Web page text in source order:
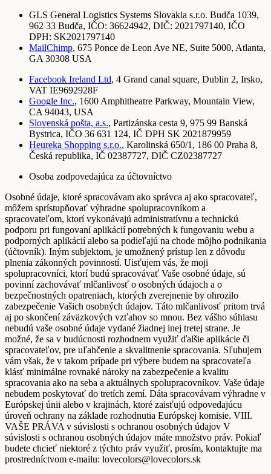
GLS General Logistics Systems Slovakia s.r.o. Budča 1039,
962 33 Budča, IČO: 36624942, DIČ: 2021797140, IČO
DPH: SK2021797140
MailChimp, 675 Ponce de Leon Ave NE, Suite 5000, Atlanta,
GA 30308 USA
Facebook Ireland Ltd, 4 Grand canal square, Dublin 2, Irsko,
VAT IE9692928F
Google Inc., 1600 Amphitheatre Parkway, Mountain View,
CA 94043, USA
Slovenská pošta, a.s., Partizánska cesta 9, 975 99 Banská
Bystrica, IČO 36 631 124, IČ DPH SK 2021879959
Heureka Shopping s.r.o., Karolinská 650/1, 186 00 Praha 8,
Česká republika, IČ 02387727, DIČ CZ02387727
Osoba zodpovedajúca za účtovníctvo
Osobné údaje, ktoré spracovávam ako správca aj ako spracovateľ,
môžem sprístupňovať výhradne spolupracovníkom a
spracovateľom, ktorí vykonávajú administratívnu a technickú
podporu pri fungovaní aplikácií potrebných k fungovaniu webu a
podporných aplikácií alebo sa podieľajú na chode môjho podnikania
(účtovník). Iným subjektom, je umožnený prístup len z dôvodu
plnenia zákonných povinností. Uisťujem vás, že moji
spolupracovníci, ktorí budú spracovávať Vaše osobné údaje, sú
povinní zachovávať mlčanlivosť o osobných údajoch a o
bezpečnostných opatreniach, ktorých zverejnenie by ohrozilo
zabezpečenie Vašich osobných údajov. Táto mlčanlivosť pritom trvá
aj po skončení záväzkových vzťahov so mnou. Bez vášho súhlasu
nebudú vaše osobné údaje vydané žiadnej inej tretej strane. Je
možné, že sa v budúcnosti rozhodnem využiť ďalšie aplikácie či
spracovateľov, pre uľahčenie a skvalitnenie spracovania. Sľubujem
vám však, že v takom prípade pri výbere budem na spracovateľa
klásť minimálne rovnaké nároky na zabezpečenie a kvalitu
spracovania ako na seba a aktuálnych spolupracovníkov. Vaše údaje
nebudem poskytovať do tretích zemí. Dáta spracovávam výhradne v
Európskej únii alebo v krajinách, ktoré zaisťujú odpovedajúcu
úroveň ochrany na základe rozhodnutia Európskej komisie. VIII.
VAŠE PRÁVA v súvislosti s ochranou osobných údajov V
súvislosti s ochranou osobných údajov máte množstvo práv. Pokiaľ
budete chcieť niektoré z týchto práv využiť, prosím, kontaktujte ma
prostredníctvom e-mailu: lovecolors@lovecolors.sk